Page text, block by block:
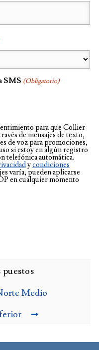
SMS (Obligatorio)
para que Collier
de mensajes de texto,
de voz para promociones,
si estoy en algún registro
telefónica automática.
ycondiciones
varía; pueden aplicarse
en cualquier momento
Medio